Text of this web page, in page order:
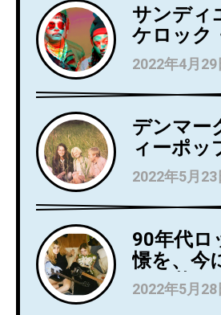
サンディ
ケロック
Wild Wild
ュー・ア
『Love
月27日に
アルバム
シングル
「Holding
を公開！
2022年4月29
デンマー
ィーポッ
Kindsight
にデビュ
ム『
をリリー
2022年5月23
90年代ロ
憬を、今
んだ若き
Momma
2022年5月28